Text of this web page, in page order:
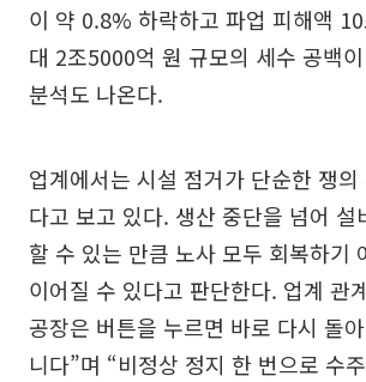
이 약 0.8% 하락하고 파업 피해액
대 2조5000억 원 규모의 세수 공백
분석도 나온다.
업계에서는 시설 점거가 단순한 쟁의
다고 보고 있다. 생산 중단을 넘어 설
할 수 있는 만큼 노사 모두 회복하기
이어질 수 있다고 판단한다. 업계 관
공장은 버튼을 누르면 바로 다시 돌
니다”며 “비정상 정지 한 번으로 수